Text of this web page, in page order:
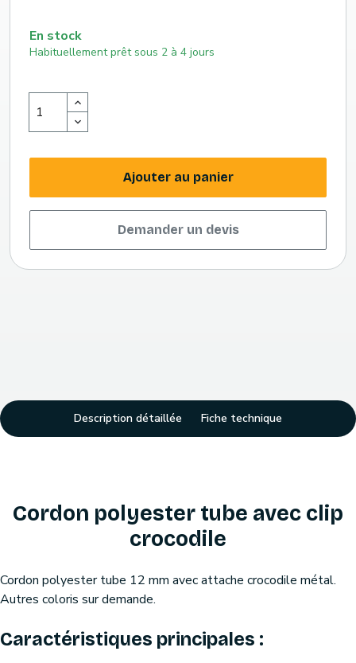
En stock
Habituellement prêt sous 2 à 4 jours
Ajouter au panier
Demander un devis
Description détaillée Fiche technique
Cordon polyester tube avec clip
crocodile
Cordon polyester tube 12 mm avec attache crocodile métal.
Autres coloris sur demande.
Caractéristiques principales :